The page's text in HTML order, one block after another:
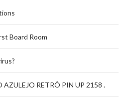
Board Room
AZULEJO RETRÔ PIN UP 2158 .